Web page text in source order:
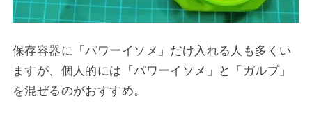
保存容器に「パワーイソメ」だけ入れる人も多くい
ますが、個人的には「パワーイソメ」と「ガルプ」
を混ぜるのがおすすめ。